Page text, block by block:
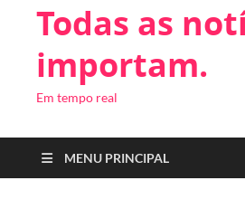
Todas as
importam.
Em tempo real
MENU PRINCIPAL